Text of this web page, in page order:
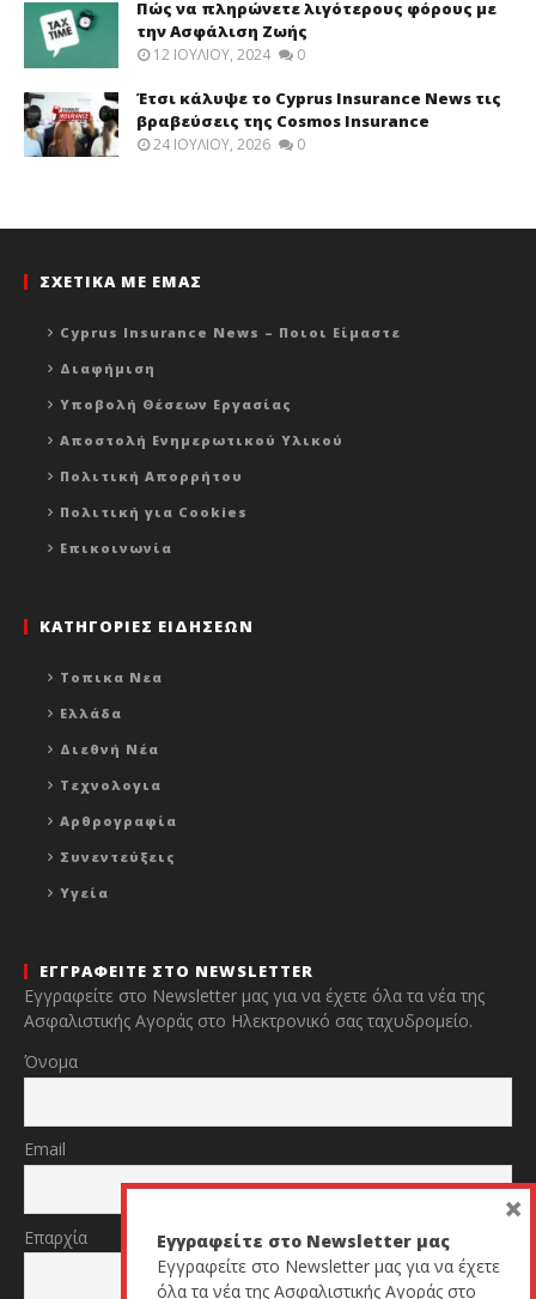
Πώς να πληρώνετε λιγότερους φόρους με
την Ασφάλιση Ζωής
12 ΙΟΥΛΊΟΥ, 2024 0
Έτσι κάλυψε το Cyprus Insurance News τις
βραβεύσεις της Cosmos Insurance
24 ΙΟΥΛΊΟΥ, 2026 0
ΣΧΕΤΙΚΑ ΜΕ ΕΜΑΣ
Cyprus Insurance News – Ποιοι Είμαστε
Διαφήμιση
Υποβολή Θέσεων Εργασίας
Αποστολή Ενημερωτικού Υλικού
Πολιτική Απορρήτου
Πολιτική για Cookies
Επικοινωνία
ΚΑΤΗΓΟΡΙΕΣ ΕΙΔΗΣΕΩΝ
Τοπικα Νεα
Ελλάδα
Διεθνή Νέα
Τεχνολογια
Αρθρογραφία
Συνεντεύξεις
Υγεία
ΕΓΓΡΑΦΕΙΤΕ ΣΤΟ NEWSLETTER
Εγγραφείτε στο Newsletter μας για να έχετε όλα τα νέα της
Ασφαλιστικής Αγοράς στο Ηλεκτρονικό σας ταχυδρομείο.
Όνομα
Email
Επαρχία
Εγγραφείτε στο Newsletter μας
Εγγραφείτε στο Newsletter μας για να έχετε
όλα τα νέα της Ασφαλιστικής Αγοράς στο
×